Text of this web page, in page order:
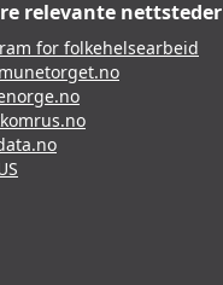
relevante nettsteder
for folkehelsearbeid